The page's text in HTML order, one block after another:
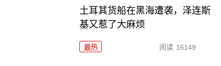
土耳其货船在黑海遭袭，泽连斯
基又惹了大麻烦
最热 阅读 16149